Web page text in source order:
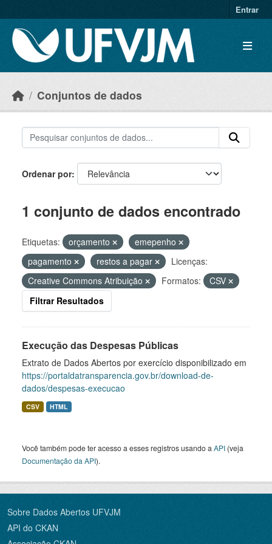
Entrar
Conjuntos de dados
Ordenar por
1 conjunto de dados encontrado
Etiquetas: orçamento
emepenho
pagamento
restos a pagar
Licenças:
Creative Commons Atribuição
Formatos:
CSV
Filtrar Resultados
Execução das Despesas Públicas
Extrato de Dados Abertos por exercício disponibilizado em
https://portaldatransparencia.gov.br/download-de-
dados/despesas-execucao
CSV HTML
Você também pode ter acesso a esses registros usando a API (veja
Documentação da API).
Sobre Dados Abertos UFVJM
API do CKAN